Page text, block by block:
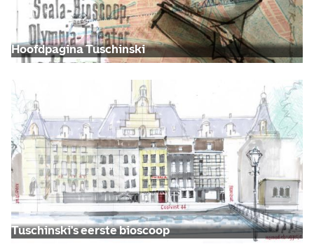
Hoofdpagina Tuschinski
Tuschinski's eerste bioscoop